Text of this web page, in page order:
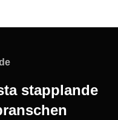
stapplande